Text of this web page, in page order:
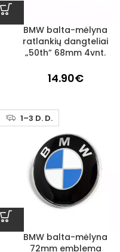
BMW balta-mėlyna
ratlankių dangteliai
„50th” 68mm 4vnt.
14.90€
1–3 D. D.
BMW balta-mėlyna
72mm emblema